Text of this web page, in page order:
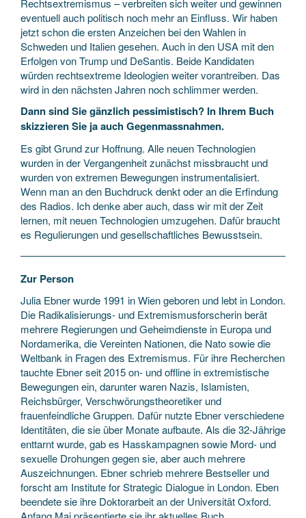
eventuell auch politisch noch mehr an Einfluss. Wir haben
jetzt schon die ersten Anzeichen bei den Wahlen in
Schweden und Italien gesehen. Auch in den USA mit den
Erfolgen von Trump und DeSantis. Beide Kandidaten
würden rechtsextreme Ideologien weiter vorantreiben. Das
wird in den nächsten Jahren noch schlimmer werden.
Dann sind Sie gänzlich pessimistisch? In Ihrem Buch
skizzieren Sie ja auch Gegenmassnahmen.
Es gibt Grund zur Hoffnung. Alle neuen Technologien
wurden in der Vergangenheit zunächst missbraucht und
wurden von extremen Bewegungen instrumentalisiert.
Wenn man an den Buchdruck denkt oder an die Erfindung
des Radios. Ich denke aber auch, dass wir mit der Zeit
lernen, mit neuen Technologien umzugehen. Dafür braucht
es Regulierungen und gesellschaftliches Bewusstsein.
Zur Person
Julia Ebner wurde 1991 in Wien geboren und lebt in London.
Die Radikalisierungs- und Extremismusforscherin berät
mehrere Regierungen und Geheimdienste in Europa und
Nordamerika, die Vereinten Nationen, die Nato sowie die
Weltbank in Fragen des Extremismus. Für ihre Recherchen
tauchte Ebner seit 2015 on- und offline in extremistische
Bewegungen ein, darunter waren Nazis, Islamisten,
Reichsbürger, Verschwörungstheoretiker und
frauenfeindliche Gruppen. Dafür nutzte Ebner verschiedene
Identitäten, die sie über Monate aufbaute. Als die 32-Jährige
enttarnt wurde, gab es Hasskampagnen sowie Mord- und
sexuelle Drohungen gegen sie, aber auch mehrere
Auszeichnungen. Ebner schrieb mehrere Bestseller und
forscht am Institute for Strategic Dialogue in London. Eben
beendete sie ihre Doktorarbeit an der Universität Oxford.